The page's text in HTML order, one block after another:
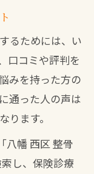
るためには、い
口コミや評判を
みを持った方の
通った人の声は
ます。
八幡 西区 整骨
し、保険診療